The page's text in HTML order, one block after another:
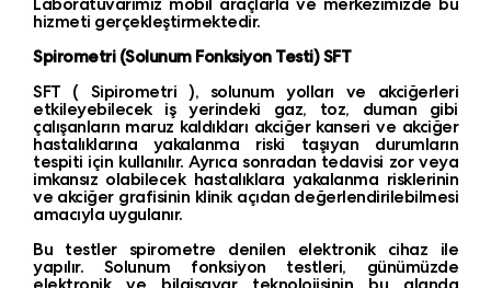
hizmeti gerçekleştirmektedir.
Spirometri (Solunum Fonksiyon Testi) SFT
SFT ( Sipirometri ), solunum yolları ve akciğerleri
etkileyebilecek iş yerindeki gaz, toz, duman gibi
çalışanların maruz kaldıkları akciğer kanseri ve akciğer
hastalıklarına yakalanma riski taşıyan durumların
tespiti için kullanılır. Ayrıca sonradan tedavisi zor veya
imkansız olabilecek hastalıklara yakalanma risklerinin
ve akciğer grafisinin klinik açıdan değerlendirilebilmesi
amacıyla uygulanır.
Bu testler spirometre denilen elektronik cihaz ile
yapılır. Solunum fonksiyon testleri, günümüzde